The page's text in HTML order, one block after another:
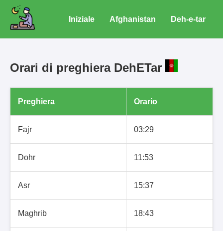
Iniziale Afghanistan Deh-e-tar
Orari di preghiera DehETar
Preghiera Orario
Fajr 03:29
Dohr 11:53
Asr 15:37
Maghrib 18:43